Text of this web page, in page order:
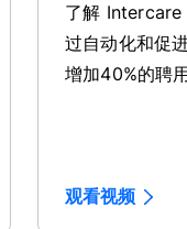
了解
过自动化和促
增加40%的聘
观看视频